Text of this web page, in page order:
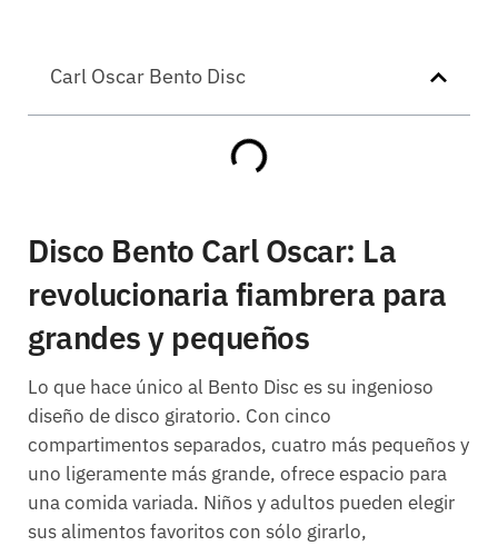
Carl Oscar Bento Disc
Disco Bento Carl Oscar: La
revolucionaria fiambrera para
grandes y pequeños
Lo que hace único al Bento Disc es su ingenioso
diseño de disco giratorio. Con cinco
compartimentos separados, cuatro más pequeños y
uno ligeramente más grande, ofrece espacio para
una comida variada. Niños y adultos pueden elegir
sus alimentos favoritos con sólo girarlo,